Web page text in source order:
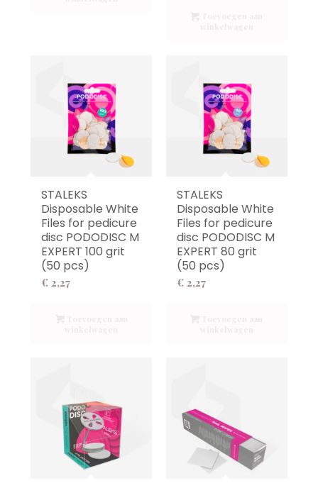
STALEKS
Disposable White
Files for pedicure
disc PODODISC M
EXPERT 100 grit
(50 pcs)
€ 2,27
STALEKS
Disposable White
Files for pedicure
disc PODODISC M
EXPERT 80 grit
(50 pcs)
€ 2,27